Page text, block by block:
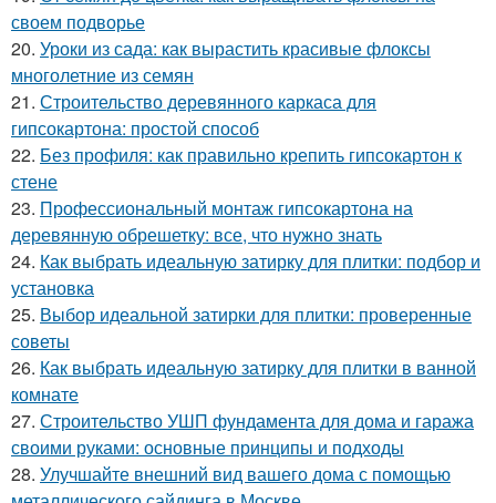
своем подворье
20. Уроки из сада: как вырастить красивые флоксы
многолетние из семян
21. Строительство деревянного каркаса для
гипсокартона: простой способ
22. Без профиля: как правильно крепить гипсокартон к
стене
23. Профессиональный монтаж гипсокартона на
деревянную обрешетку: все, что нужно знать
24. Как выбрать идеальную затирку для плитки: подбор и
установка
25. Выбор идеальной затирки для плитки: проверенные
советы
26. Как выбрать идеальную затирку для плитки в ванной
комнате
27. Строительство УШП фундамента для дома и гаража
своими руками: основные принципы и подходы
28. Улучшайте внешний вид вашего дома с помощью